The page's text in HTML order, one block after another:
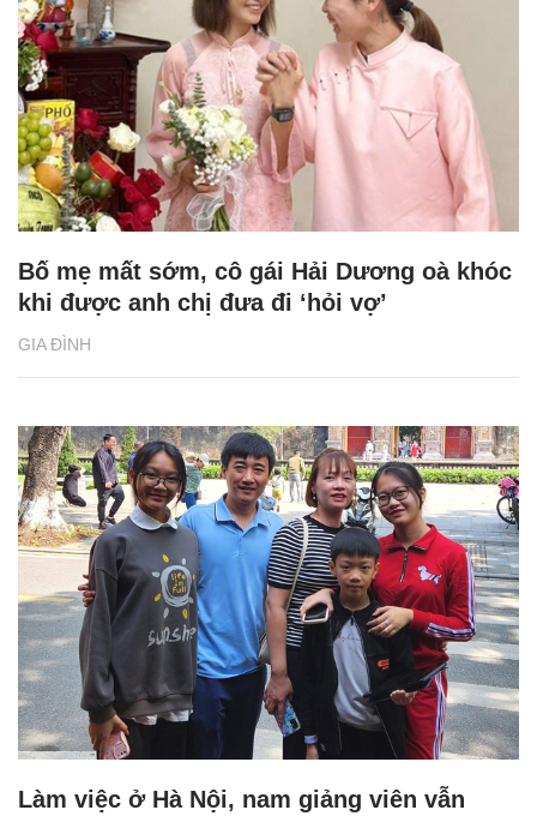
GIA ĐÌNH
Bố mẹ mất sớm, cô gái Hải Dương oà khóc
khi được anh chị đưa đi ‘hỏi vợ’
Làm việc ở Hà Nội, nam giảng viên vẫn